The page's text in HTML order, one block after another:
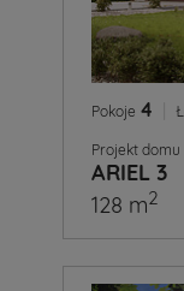
Pokoje 4
Projekt domu
ARIEL 3
128 m2